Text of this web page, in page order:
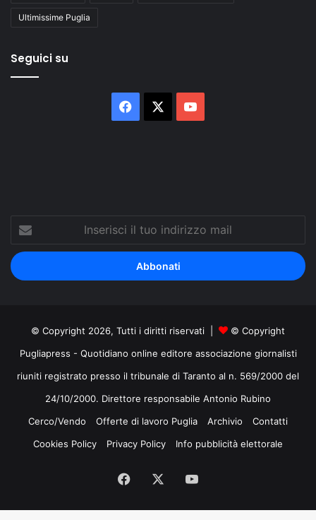
Ultimissime Puglia
Seguici su
Facebook
Inserisci
tuo
indirizzo
mail
© Copyright 2026, Tutti i diritti riservati |
© Copyright
Pugliapress - Quotidiano online editore associazione giornalisti
riuniti registrato presso il tribunale di Taranto al n. 569/2000 del
24/10/2000. Direttore responsabile Antonio Rubino
Cerco/Vendo
Offerte di lavoro Puglia Archivio
Contatti
Cookies Policy
Privacy Policy Info pubblicità elettorale
Facebook
Tube